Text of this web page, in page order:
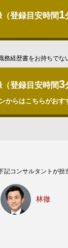
登録目安時間1
務経歴書をお持ちでな
登録目安時間3
からはこちらがおす
記コンサルタントが担
林徹